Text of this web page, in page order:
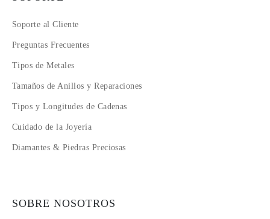
Soporte al Cliente
Preguntas Frecuentes
Tipos de Metales
Tamaños de Anillos y Reparaciones
Tipos y Longitudes de Cadenas
Cuidado de la Joyería
Diamantes & Piedras Preciosas
SOBRE NOSOTROS